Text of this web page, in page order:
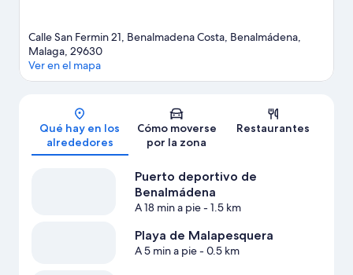
Calle San Fermin 21, Benalmadena Costa, Benalmádena,
Malaga, 29630
Ver en el mapa
Qué hay en los
alrededores
Cómo moverse
por la zona
Restaurantes
Puerto deportivo de
Benalmádena
A 18 min a pie- 1.5 km
Playa de Malapesquera
A 5 min a pie- 0.5 km